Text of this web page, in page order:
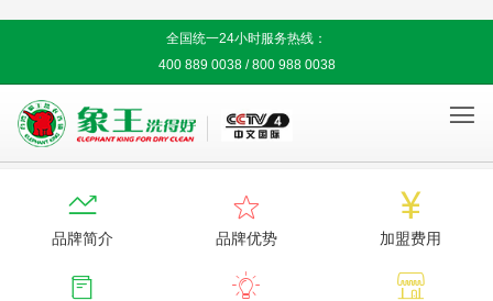
全国统一24小时服务热线：
400 889 0038 / 800 988 0038


品牌简介

品牌优势

加盟费用
  